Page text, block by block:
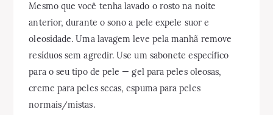
Mesmo que você tenha lavado o rosto na noite
anterior, durante o sono a pele expele suor e
oleosidade. Uma lavagem leve pela manhã remove
resíduos sem agredir. Use um sabonete específico
para o seu tipo de pele — gel para peles oleosas,
creme para peles secas, espuma para peles
normais/mistas.